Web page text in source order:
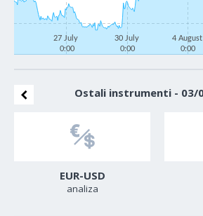
27 July
0:00
30 July
0:00
4 August
0:00
Ostali instrumenti - 03/
EUR-USD
analiza